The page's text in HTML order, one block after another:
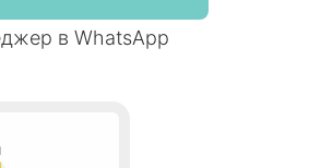
в WhatsApp